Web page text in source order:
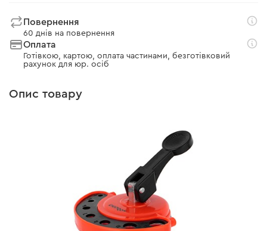
Повернення
60 днів на повернення
Оплата
Готівкою, картою, оплата частинами, безготівковий
рахунок для юр. осіб
Опис товару